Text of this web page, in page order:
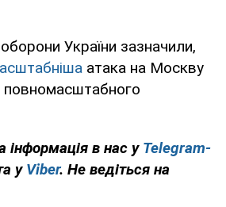
України зазначили,
атака на Москву
повномасштабного
інформація в нас у Telegram-
у Viber. Не ведіться на